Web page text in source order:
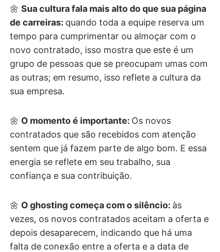
🌼 Sua cultura fala mais alto do que sua página
de carreiras: quando toda a equipe reserva um
tempo para cumprimentar ou almoçar com o
novo contratado, isso mostra que este é um
grupo de pessoas que se preocupam umas com
as outras; em resumo, isso reflete a cultura da
sua empresa.
🌼 O momento é importante: Os novos
contratados que são recebidos com atenção
sentem que já fazem parte de algo bom. E essa
energia se reflete em seu trabalho, sua
confiança e sua contribuição.
🌼 O ghosting começa com o silêncio: às
vezes, os novos contratados aceitam a oferta e
depois desaparecem, indicando que há uma
falta de conexão entre a oferta e a data de